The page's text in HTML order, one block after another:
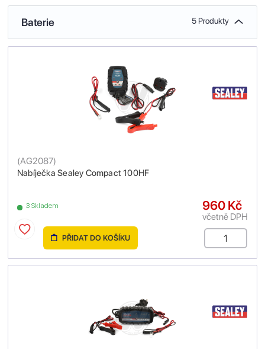
Baterie 5 Produkty
Nabíječka Sealey Compact 100HF
(AG2087)
3 Skladem 960 Kč
včetně DPH
PŘIDAT DO KOŠÍKU